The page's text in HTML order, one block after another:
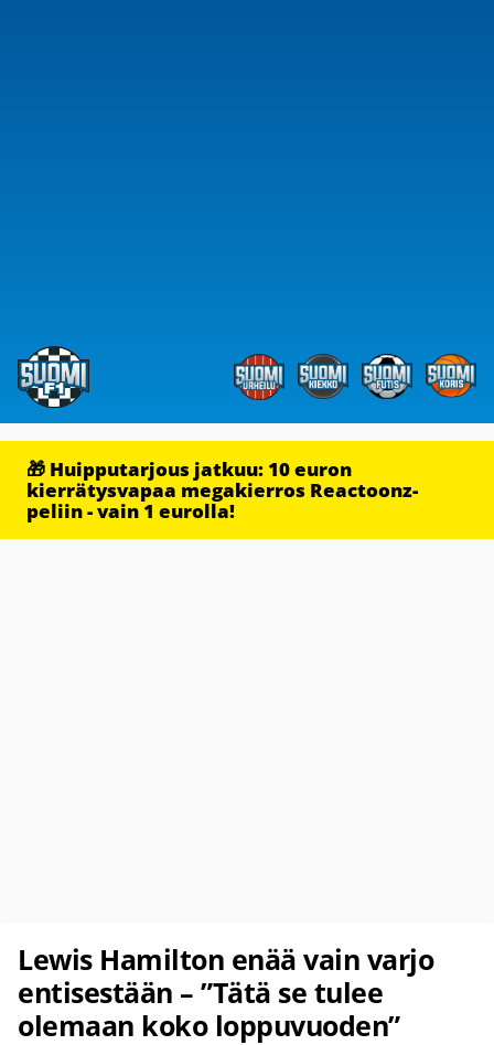
🎁 Huipputarjous jatkuu: 10 euron
kierrätysvapaa megakierros Reactoonz-
peliin - vain 1 eurolla!
Lewis Hamilton enää vain varjo
entisestään – ”Tätä se tulee
olemaan koko loppuvuoden”